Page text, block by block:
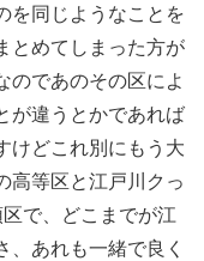
を同じようなことを
とめてしまった方が
のであのその区によ
が違うとかであれば
けどこれ別にもう大
高等区と江戸川クっ
で、どこまでが江
、あれも一緒で良く